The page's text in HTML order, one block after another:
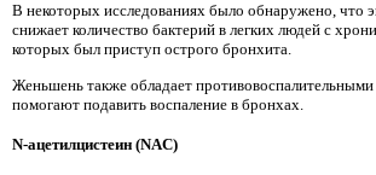
В некоторых исследованиях было обнаружено, что
снижает количество бактерий в легких людей с
которых был приступ острого бронхита.
Женьшень также обладает
помогают подавить воспаление в бронхах.
N-ацетилцистеин (NAC)